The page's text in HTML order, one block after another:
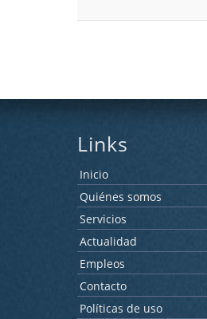
Links
Inicio
Quiénes somos
Servicios
Actualidad
Empleos
Contacto
Políticas de uso